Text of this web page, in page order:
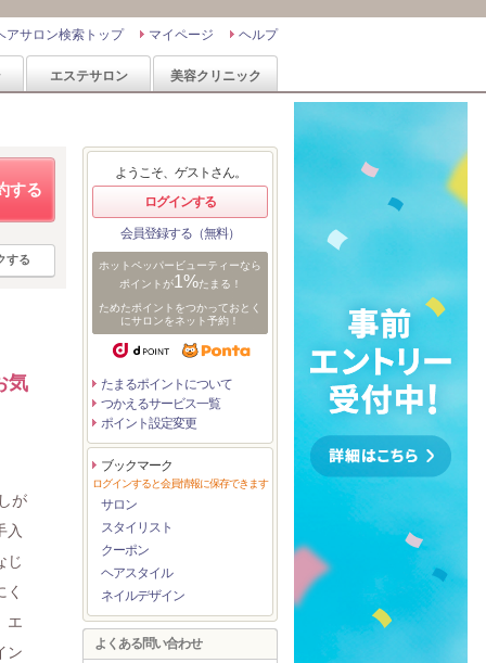
ヘルプ
マイページ
アサロン検索トップ
エステサロン 美容クリニック
する
する
気
が
入
じ
エ
ン
ようこそ、ゲストさん。
ログインする
会員登録する（無料）
ホットペッパービューティーなら
ポイントが1%たまる！
ためたポイントをつかっておとく
にサロンをネット予約！
たまるポイントについて
つかえるサービス一覧
ポイント設定変更
ブックマーク
ログインすると会員情報に保存できます
サロン
スタイリスト
クーポン
ヘアスタイル
ネイルデザイン
よくある問い合わせ